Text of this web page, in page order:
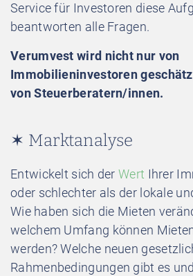
Service für Investoren diese
beantworten alle Fragen.
Verumvest wird nicht nur von
Immobilieninvestoren
von Steuerberatern/innen.
✶ Marktanalyse
Entwickelt sich derWert Ihrer
oder schlechter als der lokale
Wie haben sich die Mieten
welchem Umfang können
werden? Welche neuen
Rahmenbedingungen gibt es